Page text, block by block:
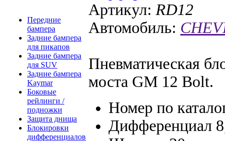
Передние
бампера
Задние бампера
для пикапов
Задние бампера
для SUV
Задние бампера
Kaymar
Боковые
рейлинги /
подножки
Защита днища
Блокировки
дифференциалов
Артикул: RD12
Автомобиль:
Пневматическая
моста GM 12 Bolt.
Номер по
Дифференциал